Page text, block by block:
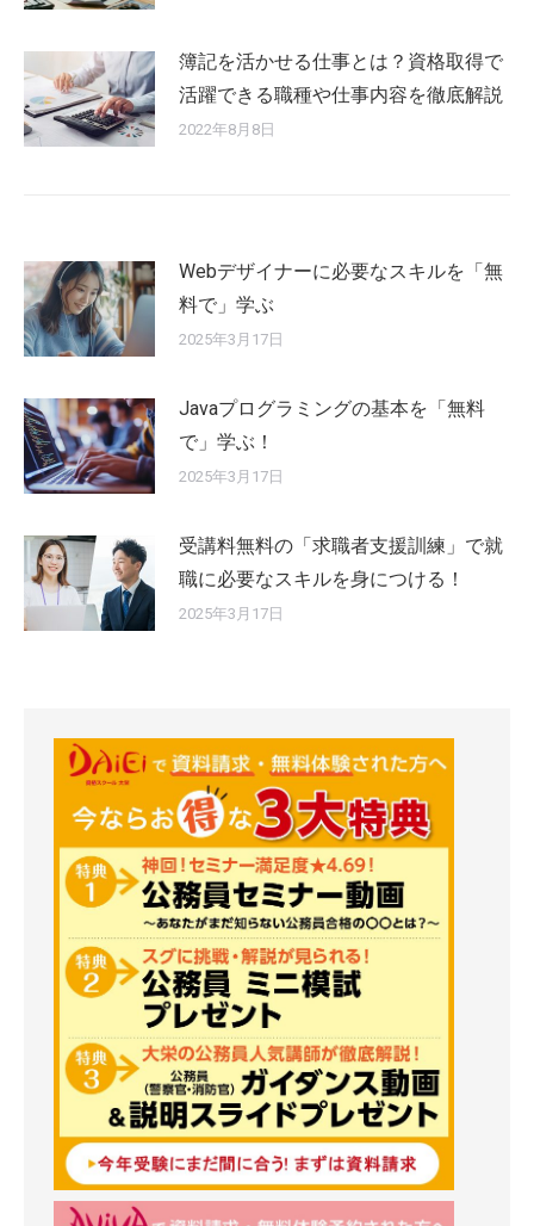
簿記を活かせる仕事とは？資格取得で
活躍できる職種や仕事内容を徹底解説
2022年8月8日
Webデザイナーに必要なスキルを「無
料で」学ぶ
2025年3月17日
Javaプログラミングの基本を「無料
で」学ぶ！
2025年3月17日
受講料無料の「求職者支援訓練」で就
職に必要なスキルを身につける！
2025年3月17日